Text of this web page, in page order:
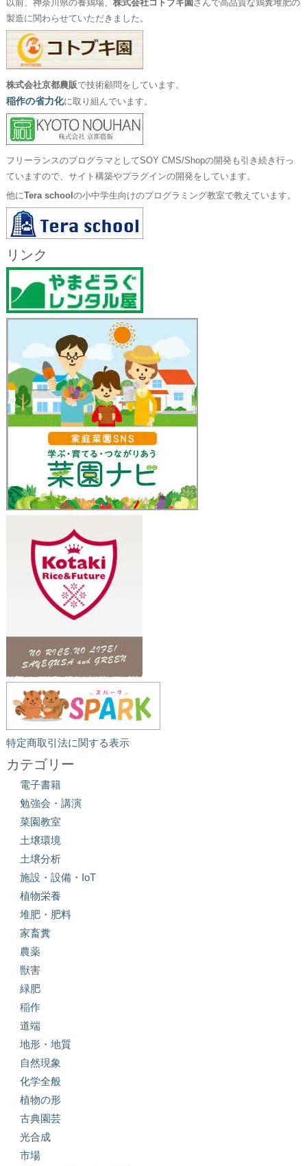
以前、神奈川県の養鶏場、 株式会社コトブキ園 さんで高品質な鶏糞堆肥の
製造に関わらせていただきました。
株式会社京都農販で技術顧問をしています。
稲作の省力化に取り組んでいます。
フリーランスのプログラマとしてSOY CMS/Shopの開発も引き続き行っ
ていますので、サイト構築やプラグインの開発をしています。
他にTera school の小中学生向けのプログラミング教室で教えています。
リンク
特定商取引法に関する表示
カテゴリー
電子書籍
勉強会・講演
菜園教室
土壌環境
土壌分析
施設・設備・IoT
植物栄養
堆肥・肥料
家畜糞
農薬
獣害
緑肥
稲作
道端
地形・地質
自然現象
化学全般
植物の形
古典園芸
光合成
市場